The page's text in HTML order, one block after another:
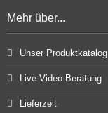
Mehr über...
Unser Produktkatalog
Live-Video-Beratung
Lieferzeit